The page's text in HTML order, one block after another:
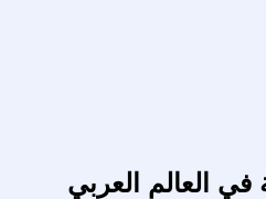
في العالم العربي